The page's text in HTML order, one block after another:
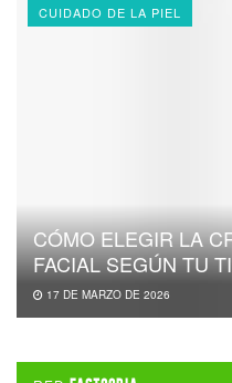
CUIDADO DE LA PIEL
CÓMO ELEGIR LA
FACIAL SEGÚN TU
17 DE MARZO DE 2026